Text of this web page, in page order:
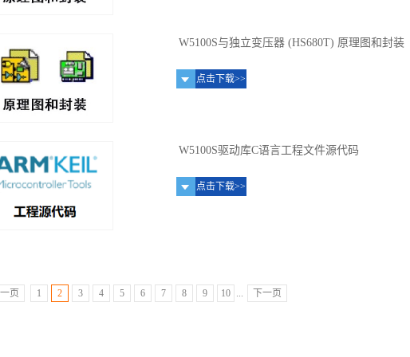
W5100S与独立变压器 (HS680T) 原理图和封装
点击下载>>
W5100S驱动库C语言工程文件源代码
点击下载>>
页 1 2 3 4 5 6 7 8 9 10 ... 下一页